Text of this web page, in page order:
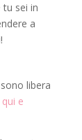
tu sei in
a
libera
qui e